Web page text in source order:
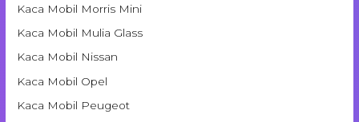
Kaca Mobil Morris Mini
Kaca Mobil Mulia Glass
Kaca Mobil Nissan
Kaca Mobil Opel
Kaca Mobil Peugeot